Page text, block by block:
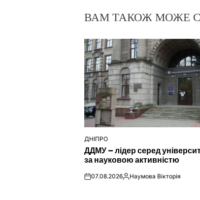
ВАМ ТАКОЖ МОЖЕ
ОПУБЛІКУВАТИ
У
ДНІПРО
ДДМУ – лідер серед
за науковою активністю
on07.08.2026Опубліковано
Наумова Вікторія